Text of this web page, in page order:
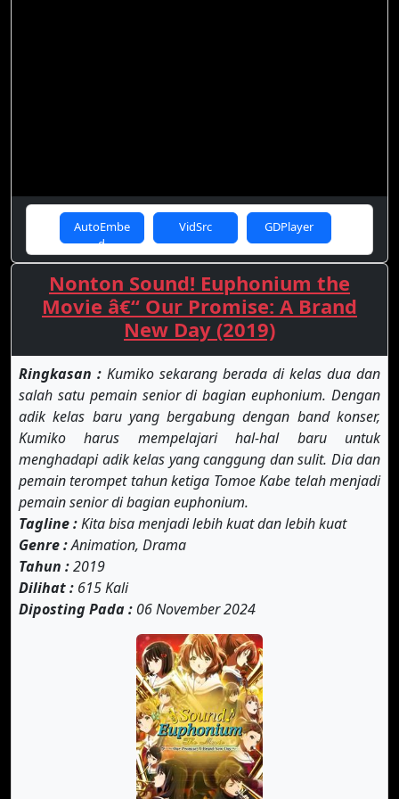
AutoEmbe
d
VidSrc GDPlayer
Nonton Sound! Euphonium the
Movie â€“ Our Promise: A Brand
New Day (2019)
Ringkasan : Kumiko sekarang berada di kelas dua dan
salah satu pemain senior di bagian euphonium. Dengan
adik kelas baru yang bergabung dengan band konser,
Kumiko harus mempelajari hal-hal baru untuk
menghadapi adik kelas yang canggung dan sulit. Dia dan
pemain terompet tahun ketiga Tomoe Kabe telah menjadi
pemain senior di bagian euphonium.
Tagline :Kita bisa menjadi lebih kuat dan lebih kuat
Genre :Animation, Drama
Tahun :2019
Dilihat : 615 Kali
Diposting Pada : 06 November 2024